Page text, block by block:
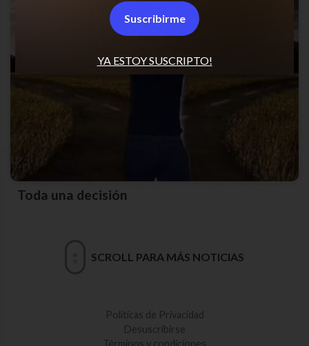
Toda una decisión
SCROLL PARA MÁS NOTICIAS
Políticas de Privacidad
Desuscribirse
Términos y condiciones
YA ESTOY SUSCRIPTO!
Suscribirme